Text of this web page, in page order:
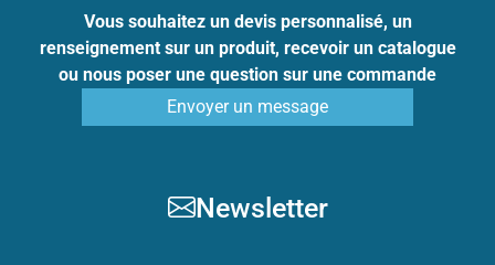
Vous souhaitez un devis personnalisé, un
renseignement sur un produit, recevoir un catalogue
ou nous poser une question sur une commande
Envoyer un message
Newsletter